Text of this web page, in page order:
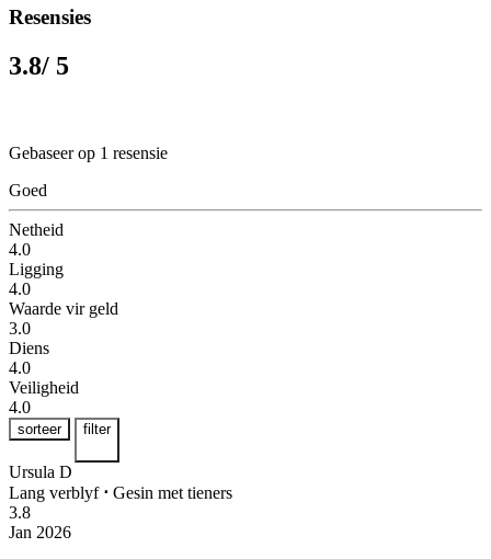
Resensies
3.8/ 5
Gebaseer op 1 resensie
Goed
Netheid
4.0
Ligging
4.0
Waarde vir geld
3.0
Diens
4.0
Veiligheid
4.0
sorteer filter
Ursula D
Lang verblyf ⋅ Gesin met tieners
3.8
Jan 2026